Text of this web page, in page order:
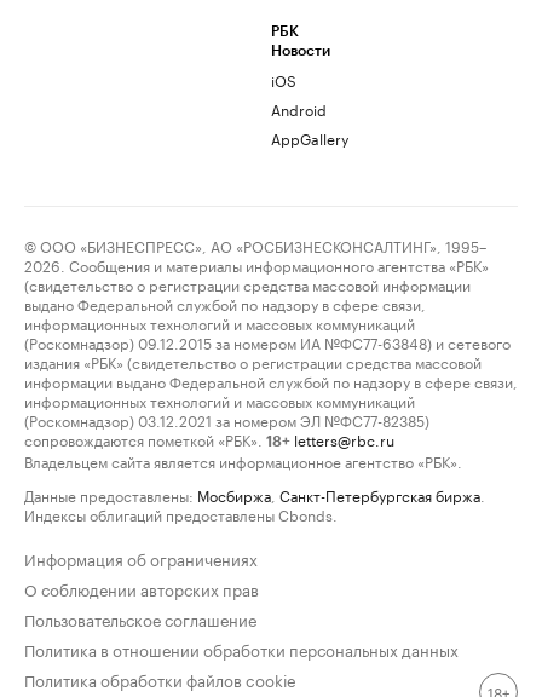
РБК
Новости
iOS
Android
AppGallery
© ООО «БИЗНЕСПРЕСС», АО «РОСБИЗНЕСКОНСАЛТИНГ», 1995–
2026. Сообщения и материалы информационного агентства «РБК»
(свидетельство о регистрации средства массовой информации
выдано Федеральной службой по надзору в сфере связи,
информационных технологий и массовых коммуникаций
(Роскомнадзор) 09.12.2015 за номером ИА №ФС77-63848) и сетевого
издания «РБК» (свидетельство о регистрации средства массовой
информации выдано Федеральной службой по надзору в сфере связи,
информационных технологий и массовых коммуникаций
(Роскомнадзор) 03.12.2021 за номером ЭЛ №ФС77-82385)
сопровождаются пометкой «РБК».
18+ letters@rbc.ru
Владельцем сайта является информационное агентство «РБК».
Данные предоставлены: Мосбиржа Санкт-Петербургская биржа
Индексы облигаций предоставлены Cbonds.
Информация об ограничениях
О соблюдении авторских прав
Пользовательское соглашение
Политика в отношении обработки персональных данных
Политика обработки файлов cookie
18+